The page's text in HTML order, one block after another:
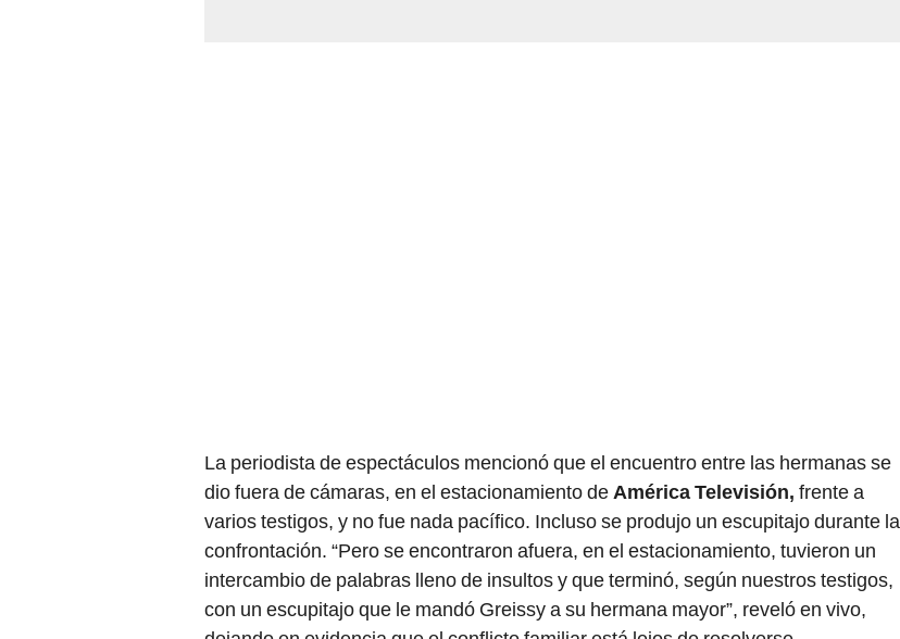
La periodista de espectáculos mencionó que el encuentro entre las hermanas se
dio fuera de cámaras, en el estacionamiento de América Televisión, frente a
varios testigos, y no fue nada pacífico. Incluso se produjo un escupitajo durante la
confrontación. “Pero se encontraron afuera, en el estacionamiento, tuvieron un
intercambio de palabras lleno de insultos y que terminó, según nuestros testigos,
con un escupitajo que le mandó Greissy a su hermana mayor”, reveló en vivo,